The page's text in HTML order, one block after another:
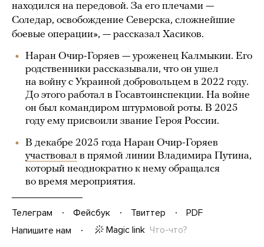
находился на передовой. За его плечами —
Соледар, освобождение Северска, сложнейшие
боевые операции», — рассказал Хасиков.
Наран Очир-Горяев — уроженец Калмыкии. Его
родственники рассказывали, что он ушел
на войну с Украиной добровольцем в 2022 году.
До этого работал в Госавтоинспекции. На войне
он был командиром штурмовой роты. В 2025
году ему присвоили звание Героя России.
В декабре 2025 года Наран Очир-Горяев
участвовал в прямой линии Владимира Путина,
который неоднократно к нему обращался
во время мероприятия.
Телеграм Фейсбук Твиттер
PDF
Напишите нам
Magic link Что-что?